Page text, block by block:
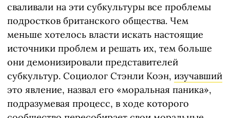
сваливали на эти субкультуры все проблемы
подростков британского общества. Чем
меньше хотелось власти искать настоящие
источники проблем и решать их, тем больше
они демонизировали представителей
субкультур. Социолог Стэнли Коэн, изучавший
это явление, назвал его «моральная паника»,
подразумевая процесс, в ходе которого